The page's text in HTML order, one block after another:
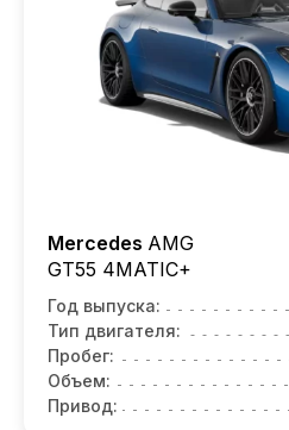
Mercedes AMG
GT55 4MATIC+
Год выпуска:
Тип двигателя:
Пробег:
Объем:
Привод: